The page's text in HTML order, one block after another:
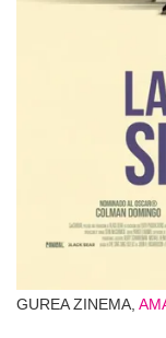
GUREA ZINEMA,